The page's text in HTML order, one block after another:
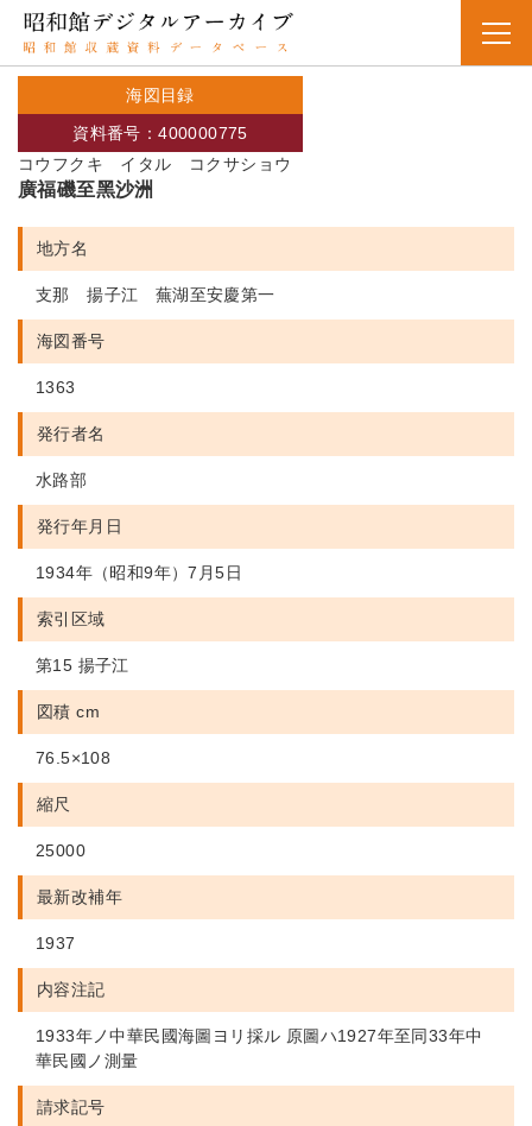
海図目録
コウフクキ イタル コクサショウ
資料番号：400000775
廣福磯至黑沙洲
地方名
支那 揚子江 蕪湖至安慶第一
海図番号
1363
発行者名
水路部
発行年月日
1934年（昭和9年）7月5日
索引区域
第15 揚子江
図積 cm
76.5×108
縮尺
25000
最新改補年
1937
内容注記
1933年ノ中華民國海圖ヨリ採ル 原圖ハ1927年至同33年中
華民國ノ測量
請求記号